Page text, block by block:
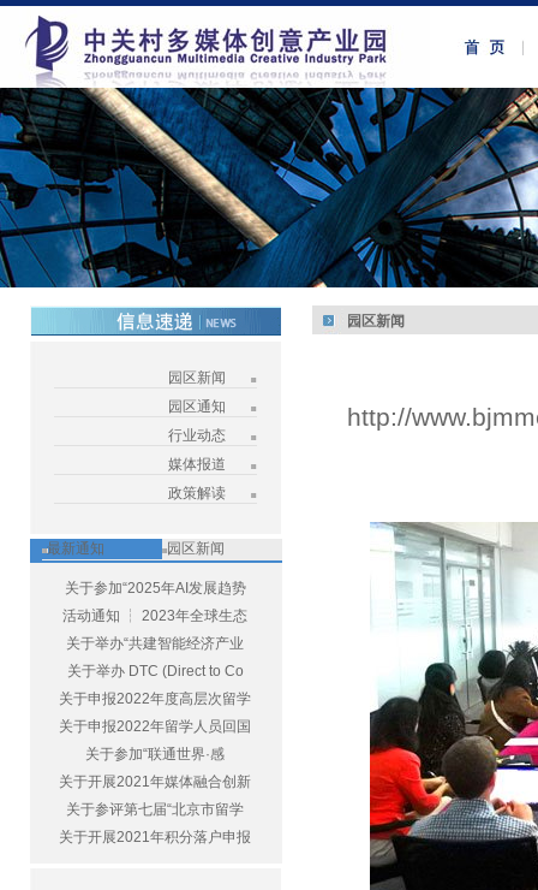
园区新闻
园区通知
行业动态
媒体报道
政策解读
最新通知 园区新闻
关于参加“2025年AI发展趋势
活动通知 ┆ 2023年全球生态
关于举办“共建智能经济产业
关于举办 DTC (Direct to Co
关于申报2022年度高层次留学
关于申报2022年留学人员回国
关于参加“联通世界·感
关于开展2021年媒体融合创新
关于参评第七届“北京市留学
关于开展2021年积分落户申报
园区新闻
http://